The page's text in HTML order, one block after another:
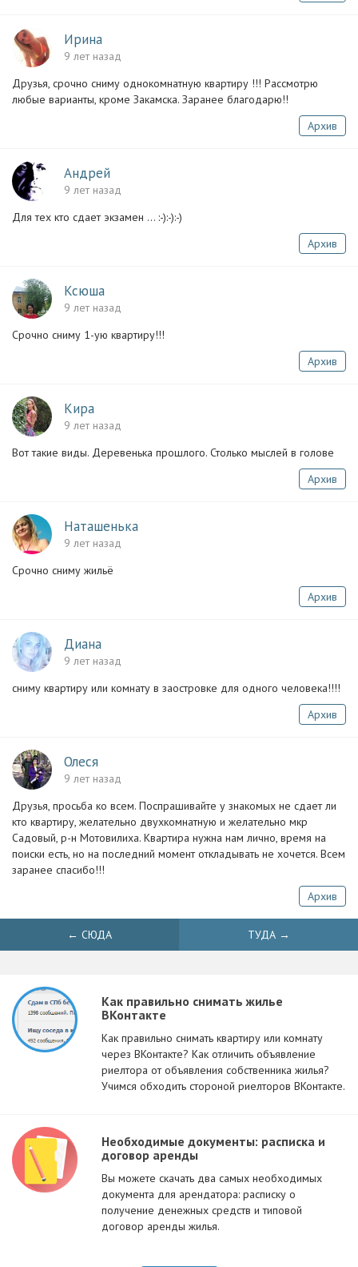
Ирина
9 лет назад
Друзья, срочно сниму однокомнатную квартиру !!! Рассмотрю
любые варианты, кроме Закамска. Заранее благодарю!!
Архив
Андрей
9 лет назад
Для тех кто сдает экзамен ... :-):-):-)
Архив
Ксюша
9 лет назад
Срочно сниму 1-ую квартиру!!!
Архив
Кира
9 лет назад
Вот такие виды. Деревенька прошлого. Столько мыслей в голове
Архив
Наташенька
9 лет назад
Срочно сниму жильё
Архив
Диана
9 лет назад
сниму квартиру или комнату в заостровке для одного человека!!!!
Архив
Олеся
9 лет назад
Друзья, просьба ко всем. Поспрашивайте у знакомых не сдает ли
кто квартиру, желательно двухкомнатную и желательно мкр
Садовый, р-н Мотовилиха. Квартира нужна нам лично, время на
поиски есть, но на последний момент откладывать не хочется. Всем
заранее спасибо!!!
Архив
← СЮДА ТУДА →
Как правильно снимать жилье
ВКонтакте
Как правильно снимать квартиру или комнату
через ВКонтакте? Как отличить объявление
риелтора от объявления собственника жилья?
Учимся обходить стороной риелторов ВКонтакте.
Необходимые документы: расписка и
договор аренды
Вы можете скачать два самых необходимых
документа для арендатора: расписку о
получение денежных средств и типовой
договор аренды жилья.